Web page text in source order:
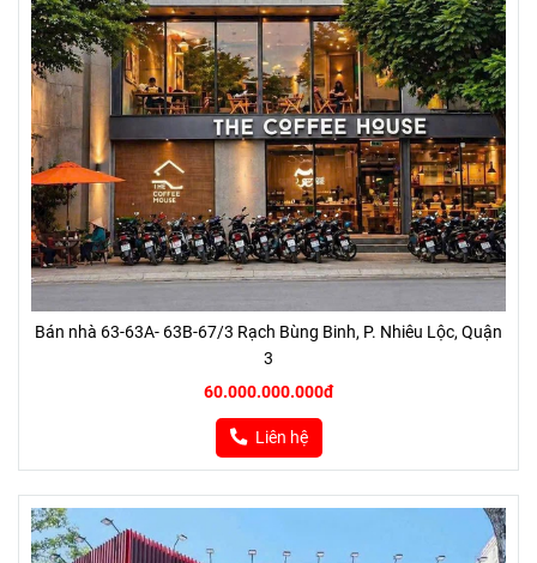
Bán nhà 63-63A- 63B-67/3 Rạch Bùng Binh, P. Nhiêu Lộc, Quận
3
60.000.000.000đ
Liên hệ